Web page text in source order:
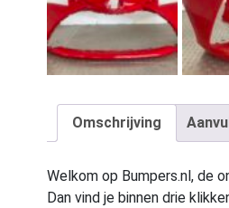
Omschrijving
Welkom op Bumpers.nl, de
Dan vind je binnen drie